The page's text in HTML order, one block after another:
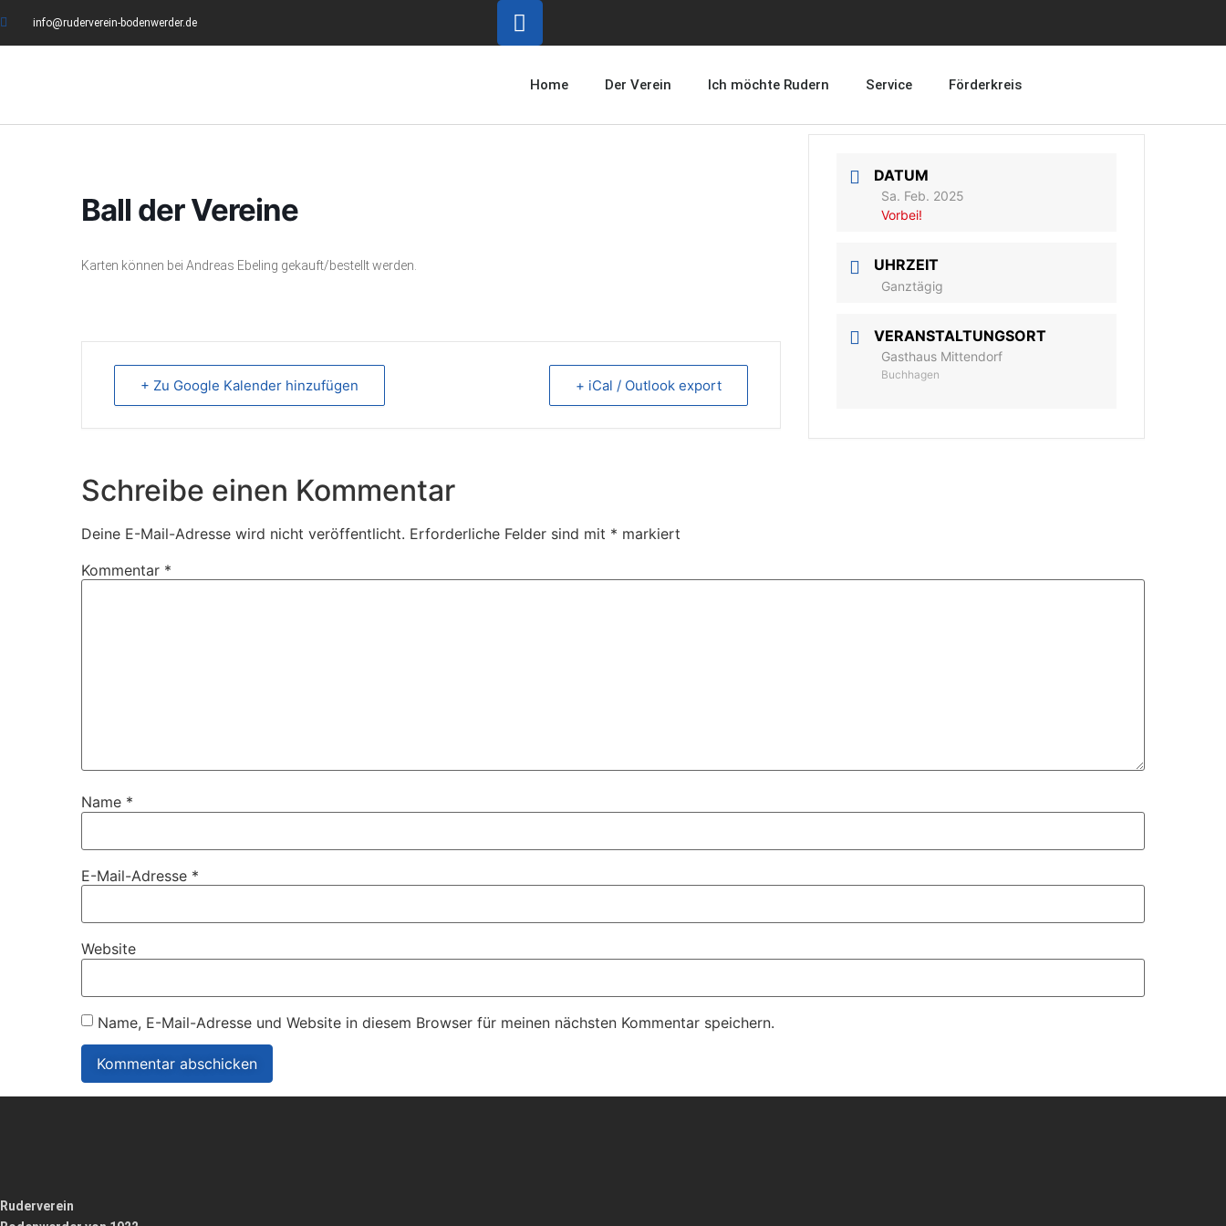
info@ruderverein-bodenwerder.de
Home Der Verein Ich möchte Rudern Service Förderkreis
Ball der Vereine
Karten können bei Andreas Ebeling gekauft/bestellt werden.
+ Zu Google Kalender hinzufügen + iCal / Outlook export
DATUM
Sa. Feb. 2025
Vorbei!
UHRZEIT
Ganztägig
VERANSTALTUNGSORT
Gasthaus Mittendorf
Buchhagen
Schreibe einen Kommentar
Deine E-Mail-Adresse wird nicht veröffentlicht. Erforderliche Felder sind mit * markiert
Kommentar *
Name *
E-Mail-Adresse *
Website
Name, E-Mail-Adresse und Website in diesem Browser für meinen nächsten Kommentar speichern.
Ruderverein